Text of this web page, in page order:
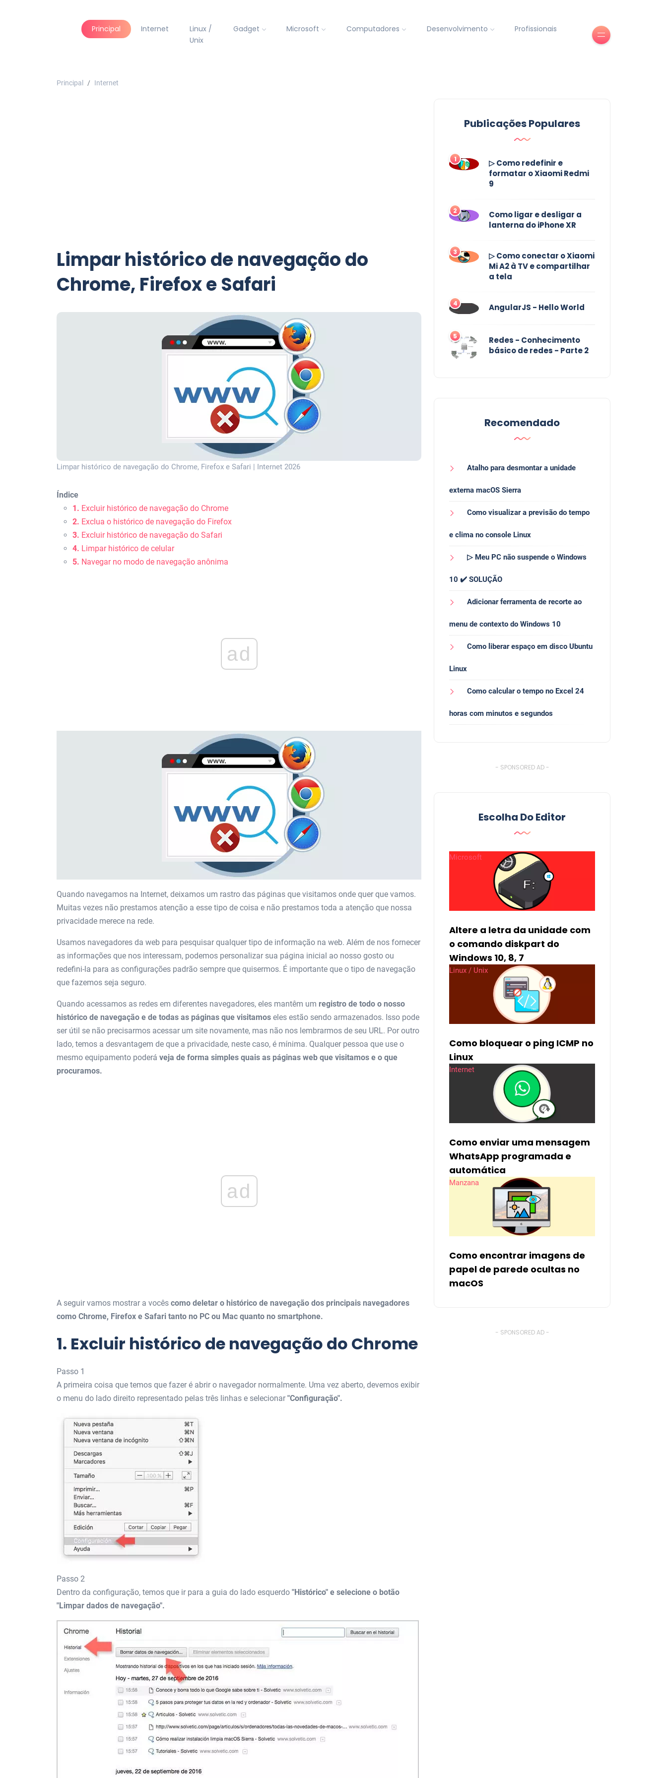
Principal Internet
Linux /
Unix
Gadget Microsoft Computadores Desenvolvimento Profissionais
Principal Internet
Limpar histórico de navegação do
Chrome, Firefox e Safari
Limpar histórico de navegação do Chrome, Firefox e Safari | Internet 2026
Índice
1. Excluir histórico de navegação do Chrome
2. Exclua o histórico de navegação do Firefox
3. Excluir histórico de navegação do Safari
4. Limpar histórico de celular
5. Navegar no modo de navegação anônima
ad
Quando navegamos na Internet, deixamos um rastro das páginas que visitamos onde quer que vamos.
Muitas vezes não prestamos atenção a esse tipo de coisa e não prestamos toda a atenção que nossa
privacidade merece na rede.
Usamos navegadores da web para pesquisar qualquer tipo de informação na web. Além de nos fornecer
as informações que nos interessam, podemos personalizar sua página inicial ao nosso gosto ou
redefini-la para as configurações padrão sempre que quisermos. É importante que o tipo de navegação
que fazemos seja seguro.
Quando acessamos as redes em diferentes navegadores, eles mantêm um registro de todo o nosso
histórico de navegação e de todas as páginas que visitamos eles estão sendo armazenados. Isso pode
ser útil se não precisarmos acessar um site novamente, mas não nos lembrarmos de seu URL. Por outro
lado, temos a desvantagem de que a privacidade, neste caso, é mínima. Qualquer pessoa que use o
mesmo equipamento poderá veja de forma simples quais as páginas web que visitamos e o que
procuramos.
ad
A seguir vamos mostrar a vocês como deletar o histórico de navegação dos principais navegadores
como Chrome, Firefox e Safari tanto no PC ou Mac quanto no smartphone.
1. Excluir histórico de navegação do Chrome
Passo 1
A primeira coisa que temos que fazer é abrir o navegador normalmente. Uma vez aberto, devemos exibir
o menu do lado direito representado pelas três linhas e selecionar"Configuração".
Passo 2
Dentro da configuração, temos que ir para a guia do lado esquerdo "Histórico" e selecione o botão
"Limpar dados de navegação".
Publicações Populares
1
▷ Como redefinir e
formatar o Xiaomi Redmi
9
2
Como ligar e desligar a
lanterna do iPhone XR
3
▷ Como conectar o Xiaomi
Mi A2 à TV e compartilhar
a tela
4 AngularJS - Hello World
5
Redes - Conhecimento
básico de redes - Parte 2
Recomendado
Atalho para desmontar a unidade
externa macOS Sierra
Como visualizar a previsão do tempo
e clima no console Linux
▷ Meu PC não suspende o Windows
10 ✔️ SOLUÇÃO
Adicionar ferramenta de recorte ao
menu de contexto do Windows 10
Como liberar espaço em disco Ubuntu
Linux
Como calcular o tempo no Excel 24
horas com minutos e segundos
- SPONSORED AD -
Escolha Do Editor
Microsoft
Altere a letra da unidade com
o comando diskpart do
Windows 10, 8, 7
Linux / Unix
Como bloquear o ping ICMP no
Linux
Internet
Como enviar uma mensagem
WhatsApp programada e
automática
Manzana
Como encontrar imagens de
papel de parede ocultas no
macOS
- SPONSORED AD -